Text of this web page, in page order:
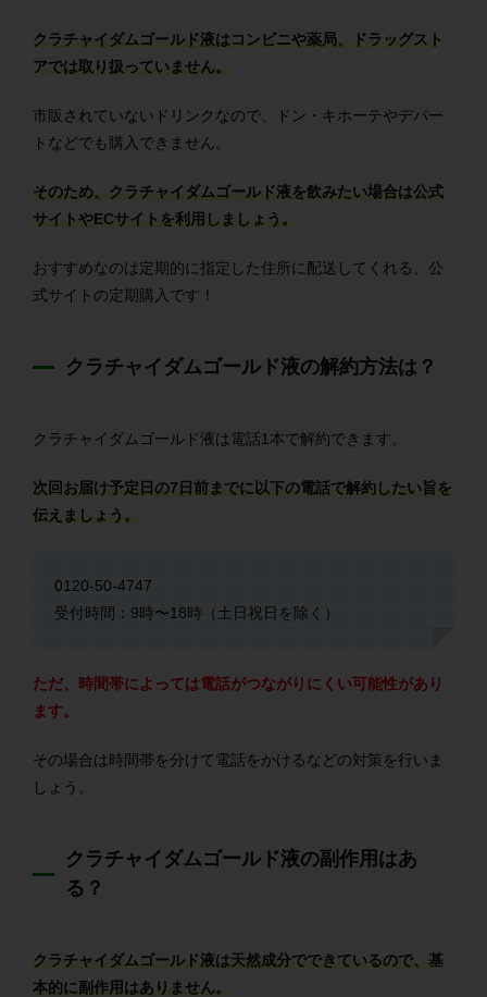
クラチャイダムゴールド液はコンビニや薬局、ドラッグスト
アでは取り扱っていません。
市販されていないドリンクなので、ドン・キホーテやデパー
トなどでも購入できません。
そのため、クラチャイダムゴールド液を飲みたい場合は公式
サイトやECサイトを利用しましょう。
おすすめなのは定期的に指定した住所に配送してくれる、公
式サイトの定期購入です！
クラチャイダムゴールド液の解約方法は？
クラチャイダムゴールド液は電話1本で解約できます。
次回お届け予定日の7日前までに以下の電話で解約したい旨を
伝えましょう。
0120-50-4747
受付時間：9時〜18時（土日祝日を除く）
ただ、時間帯によっては電話がつながりにくい可能性があり
ます。
その場合は時間帯を分けて電話をかけるなどの対策を行いま
しょう。
クラチャイダムゴールド液の副作用はあ
る？
クラチャイダムゴールド液は天然成分でできているので、基
本的に副作用はありません。